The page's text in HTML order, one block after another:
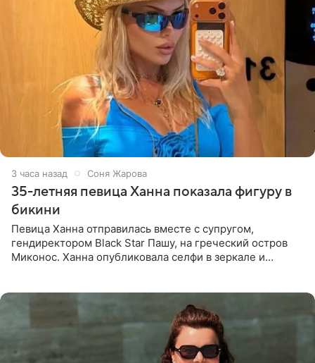
3 часа назад Соня Жарова
35-летняя певица Ханна показала фигуру в
бикини
Певица Ханна отправилась вместе с супругом,
гендиректором Black Star Пашу, на греческий остров
Миконос. Ханна опубликовала селфи в зеркале и